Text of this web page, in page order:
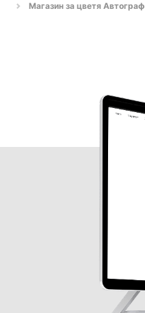
Магазин за цветя Автограф